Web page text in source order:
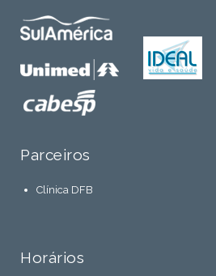
Parceiros
Clínica DFB
Horários